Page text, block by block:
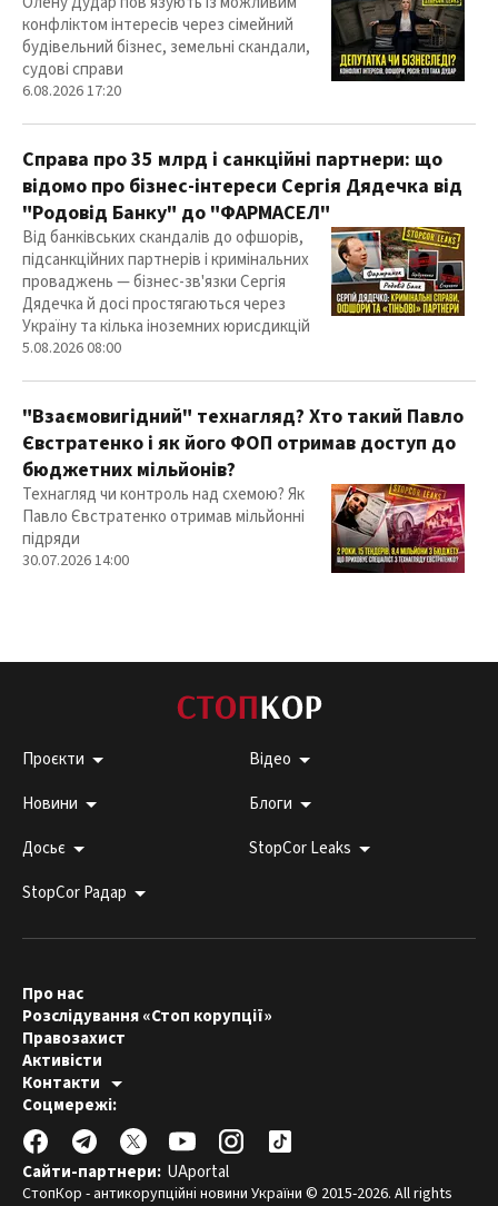
конфліктом інтересів через сімейний
будівельний бізнес, земельні скандали,
судові справи
6.08.2026 17:20
Справа про 35 млрд і санкційні партнери: що
відомо про бізнес-інтереси Сергія Дядечка від
"Родовід Банку" до "ФАРМАСЕЛ"
Від банківських скандалів до офшорів,
підсанкційних партнерів і кримінальних
проваджень — бізнес-зв'язки Сергія
Дядечка й досі простягаються через
Україну та кілька іноземних юрисдикцій
5.08.2026 08:00
"Взаємовигідний" технагляд? Хто такий Павло
Євстратенко і як його ФОП отримав доступ до
бюджетних мільйонів?
Технагляд чи контроль над схемою? Як
Павло Євстратенко отримав мільйонні
підряди
30.07.2026 14:00
Проєкти
Відео
Новини
Блоги
Досьє
StopCor Leaks
StopCor Радар
Сайти-партнери: UAportal
СтопКор - антикорупційні новини України © 2015-2026. All rights
Про нас
Розслідування «Стоп корупції»
Правозахист
Активісти
Контакти
Гаряча лінія:
Редакція СтопКору:
Юристи:
law@stopcor.org
Правозахисники:
Журналісти-розслідувачі:
media@stopcor.org
Соцмережі: